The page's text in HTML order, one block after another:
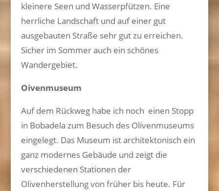
kleinere Seen und Wasserpfützen. Eine
herrliche Landschaft und auf einer gut
ausgebauten Straße sehr gut zu erreichen.
Sicher im Sommer auch ein schönes
Wandergebiet.
Oivenmuseum
Auf dem Rückweg habe ich noch einen Stopp
in Bobadela zum Besuch des Olivenmuseums
eingelegt. Das Museum ist architektonisch ein
ganz modernes Gebäude und zeigt die
verschiedenen Stationen der
Olivenherstellung von früher bis heute. Für